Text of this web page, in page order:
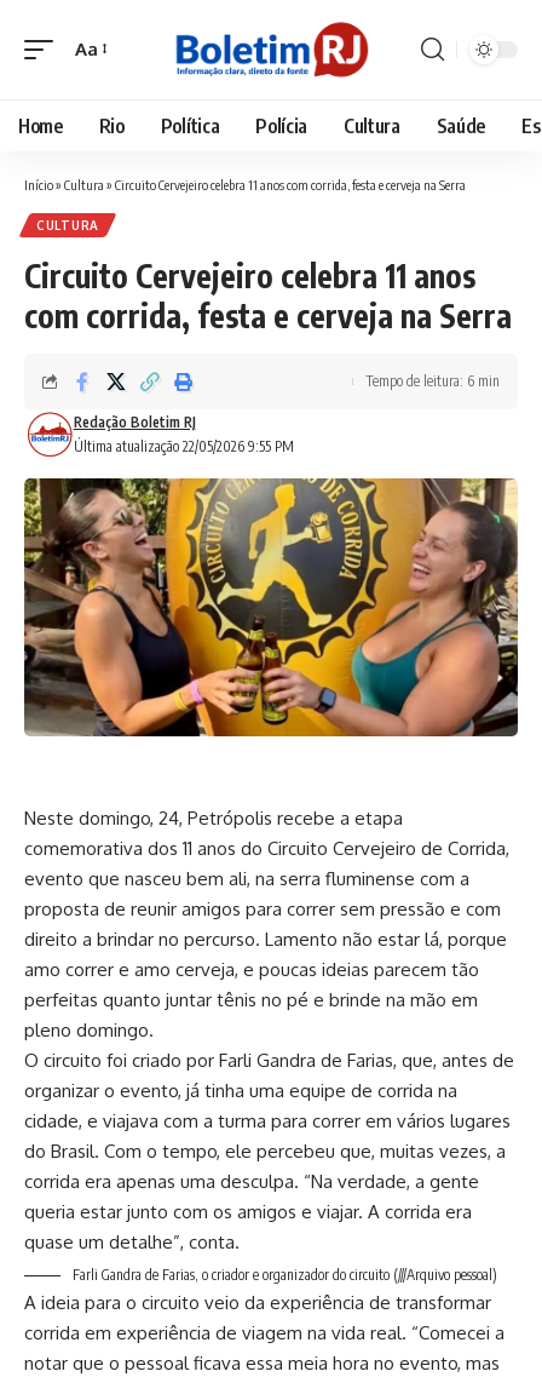
Font
Aa
Home Rio Política Polícia Cultura Saúde
Início» Cultura » Circuito Cervejeiro celebra 11 anos com corrida, festa e cerveja na Serra
CULTURA
Circuito Cervejeiro celebra 11 anos
com corrida, festa e cerveja na Serra
Última atualização 22/05/2026 9:55 PM
Redação Boletim RJ
Tempo de leitura: 6 min
Neste domingo, 24, Petrópolis recebe a etapa
comemorativa dos 11 anos do Circuito Cervejeiro de Corrida,
evento que nasceu bem ali, na serra fluminense com a
proposta de reunir amigos para correr sem pressão e com
direito a brindar no percurso. Lamento não estar lá, porque
amo correr e amo cerveja, e poucas ideias parecem tão
perfeitas quanto juntar tênis no pé e brinde na mão em
pleno domingo.
O circuito foi criado por Farli Gandra de Farias, que, antes de
organizar o evento, já tinha uma equipe de corrida na
cidade, e viajava com a turma para correr em vários lugares
do Brasil. Com o tempo, ele percebeu que, muitas vezes, a
corrida era apenas uma desculpa. “Na verdade, a gente
queria estar junto com os amigos e viajar. A corrida era
quase um detalhe”, conta.
Farli Gandra de Farias, o criador e organizador do circuito (///Arquivo pessoal)
A ideia para o circuito veio da experiência de transformar
corrida em experiência de viagem na vida real. “Comecei a
notar que o pessoal ficava essa meia hora no evento, mas